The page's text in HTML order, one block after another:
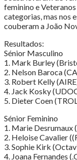
feminino e
categorias, mas nos
couberam a João
Resultados:
Sénior Masculino
1. Mark Burley
2. Nelson Baroca
3. Robert Kelly
4. Jack Kosky
5. Dieter Coen
Sénior Feminino
1. Marie Desrumaux
2. Heloise Cavalier
3. Sophie Kirk
4. Joana Fernandes